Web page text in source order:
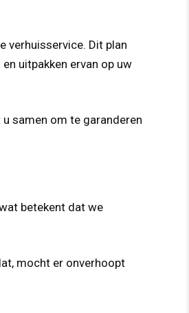
verhuisservice. Dit plan
uitpakken ervan op uw
samen om te garanderen
betekent dat we
mocht er onverhoopt